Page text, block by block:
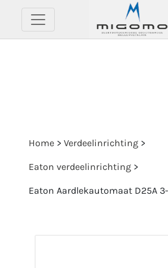
Home > Verdeelinrichting >
Eaton verdeelinrichting >
Eaton Aardlekautomaat D25A